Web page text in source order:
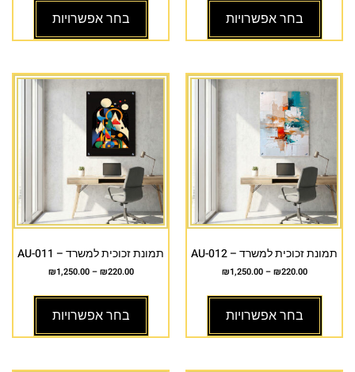
בחר אפשרויות בחר אפשרויות
תמונת זכוכית למשרד – AU-012
₪220.00
–
₪1,250.00
בחר אפשרויות
תמונת זכוכית למשרד – AU-011
₪220.00
–
₪1,250.00
בחר אפשרויות